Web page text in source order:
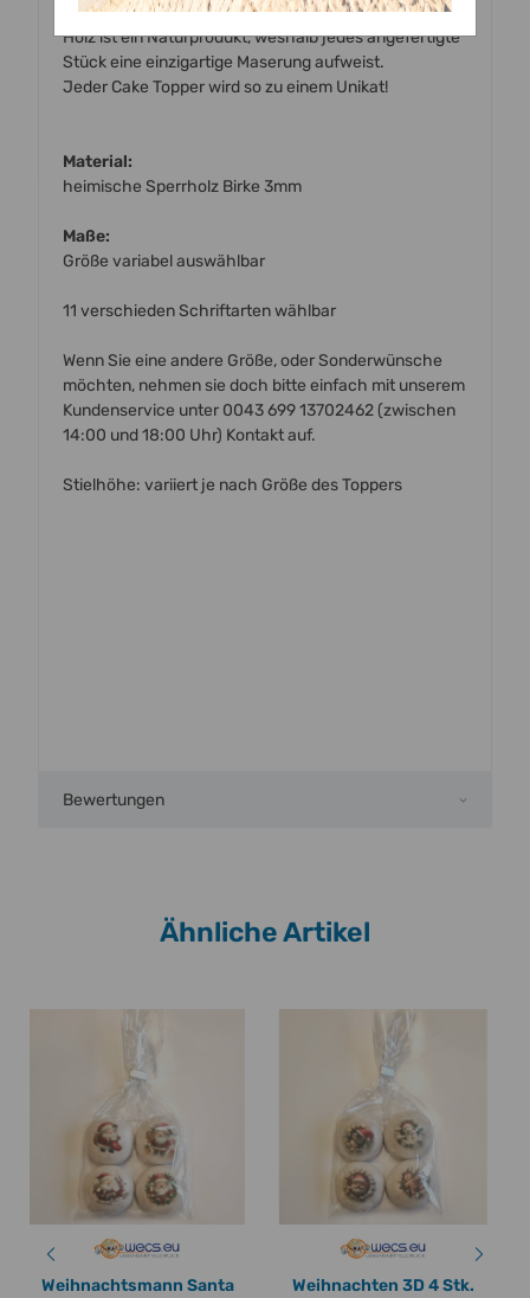
vor Ort handgefertigt.
Holz ist ein Naturprodukt, weshalb jedes angefertigte
Stück eine einzigartige Maserung aufweist.
Jeder Cake Topper wird so zu einem Unikat!
Material:
heimische Sperrholz Birke 3mm
Maße:
Größe variabel auswählbar
11 verschieden Schriftarten wählbar
Wenn Sie eine andere Größe, oder Sonderwünsche
möchten, nehmen sie doch bitte einfach mit unserem
Kundenservice unter 0043 699 13702462 (zwischen
14:00 und 18:00 Uhr) Kontakt auf.
Stielhöhe: variiert je nach Größe des Toppers
Bewertungen
Ähnliche Artikel
Weihnachtsmann Santa
Weihnachten 3D 4 Stk.